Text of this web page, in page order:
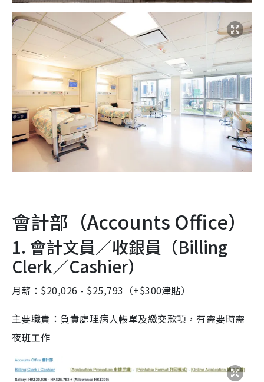
會計部（Accounts Office）
1. 會計文員／收銀員（Billing
Clerk／Cashier）
月薪：$20,026 - $25,793（+$300津貼）
主要職責：負責處理病人帳單及繳交款項，有需要時需
夜班工作